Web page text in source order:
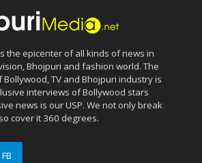
the epicenter of all kinds of news in
Bhojpuri and fashion world. The
TV and Bhojpuri industry is
interviews of Bollywood stars
news is our USP. We not only break
cover it 360 degrees.